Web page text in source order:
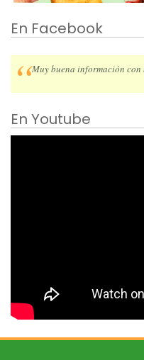
En Facebook
Muy buena información con
En Youtube